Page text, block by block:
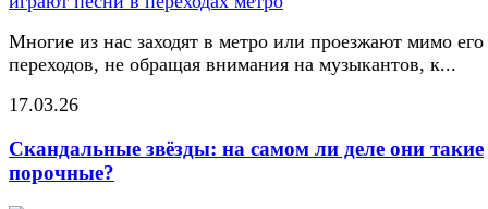
Многие из нас заходят в метро или проезжают мимо его
переходов, не обращая внимания на музыкантов, к...
17.03.26
Скандальные звёзды: на самом ли деле они такие
порочные?